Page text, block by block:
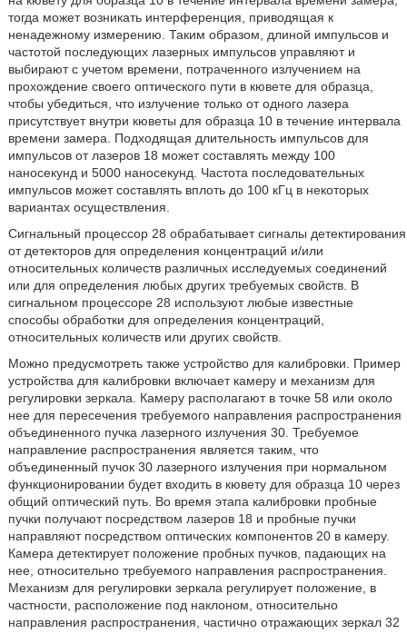
тогда может возникать интерференция, приводящая к
ненадежному измерению. Таким образом, длиной импульсов и
частотой последующих лазерных импульсов управляют и
выбирают с учетом времени, потраченного излучением на
прохождение своего оптического пути в кювете для образца,
чтобы убедиться, что излучение только от одного лазера
присутствует внутри кюветы для образца 10 в течение интервала
времени замера. Подходящая длительность импульсов для
импульсов от лазеров 18 может составлять между 100
наносекунд и 5000 наносекунд. Частота последовательных
импульсов может составлять вплоть до 100 кГц в некоторых
вариантах осуществления.
Сигнальный процессор 28 обрабатывает сигналы детектирования
от детекторов для определения концентраций и/или
относительных количеств различных исследуемых соединений
или для определения любых других требуемых свойств. В
сигнальном процессоре 28 используют любые известные
способы обработки для определения концентраций,
относительных количеств или других свойств.
Можно предусмотреть также устройство для калибровки. Пример
устройства для калибровки включает камеру и механизм для
регулировки зеркала. Камеру располагают в точке 58 или около
нее для пересечения требуемого направления распространения
объединенного пучка лазерного излучения 30. Требуемое
направление распространения является таким, что
объединенный пучок 30 лазерного излучения при нормальном
функционировании будет входить в кювету для образца 10 через
общий оптический путь. Во время этапа калибровки пробные
пучки получают посредством лазеров 18 и пробные пучки
направляют посредством оптических компонентов 20 в камеру.
Камера детектирует положение пробных пучков, падающих на
нее, относительно требуемого направления распространения.
Механизм для регулировки зеркала регулирует положение, в
частности, расположение под наклоном, относительно
направления распространения, частично отражающих зеркал 32